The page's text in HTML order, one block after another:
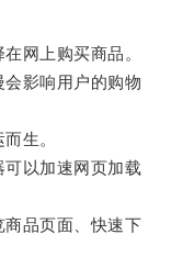
网上购买商品。
影响用户的购物
生。
以加速网页加载
品页面、快速下